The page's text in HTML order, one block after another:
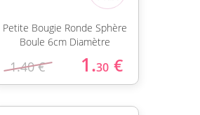
Petite Bougie Ronde Sphère
Boule 6cm Diamètre
1.40 € 1.30 €